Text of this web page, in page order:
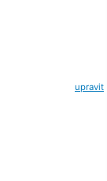
upravit